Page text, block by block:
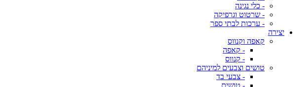
- כלי נגינה
- שרטוט וגרפיקה
- ערכות לבתי ספר
יצירה
קאפה וקנווס
- קאפה
- קנווס
טושים וצבעים למיניהם
- צבעי בד
- טושים